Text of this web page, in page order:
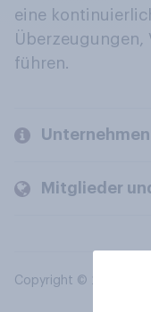
eine
Überzeugungen,
führen.
Unternehmen
Mitglieder
Copyright © 2026